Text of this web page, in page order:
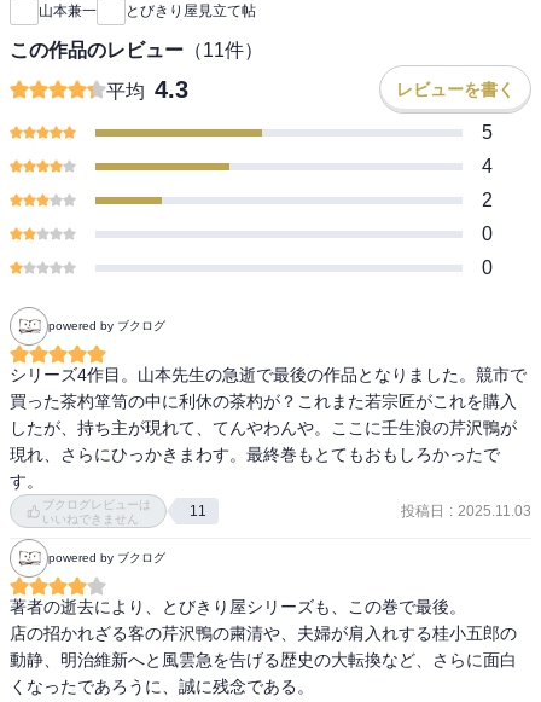
山本兼一 とびきり屋見立て帖
この作品のレビュー （11件）
平均 4.3 レビューを書く
5
4
2
0
0
powered by ブクログ
シリーズ4作目。山本先生の急逝で最後の作品となりました。競市で
買った茶杓箪笥の中に利休の茶杓が？これまた若宗匠がこれを購入
したが、持ち主が現れて、てんやわんや。ここに壬生浪の芹沢鴨が
現れ、さらにひっかきまわす。最終巻もとてもおもしろかったで
す。
ブクログレビューは
いいねできません
11 投稿日 : 2025.11.03
powered by ブクログ
著者の逝去により、とびきり屋シリーズも、この巻で最後。
店の招かれざる客の芹沢鴨の粛清や、夫婦が肩入れする桂小五郎の
動静、明治維新へと風雲急を告げる歴史の大転換など、さらに面白
くなったであろうに、誠に残念である。